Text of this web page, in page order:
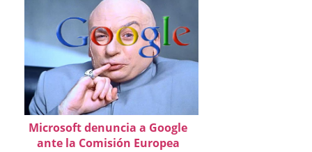
Microsoft denuncia a Google
ante la Comisión Europea